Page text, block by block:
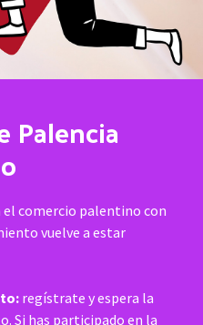
Palencia
el comercio palentino con
vuelve a estar
regístrate y espera la
Si has participado en la